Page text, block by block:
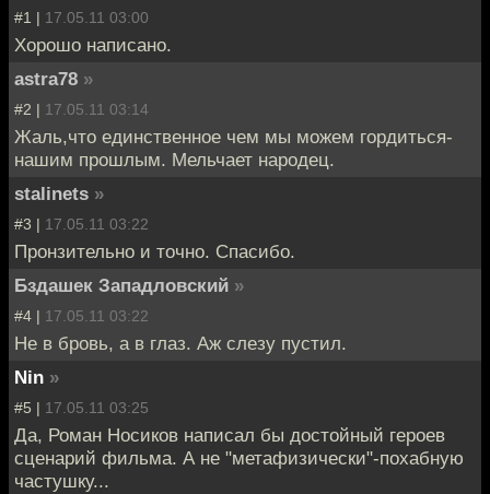
#1 | 17.05.11 03:00
Хорошо написано.
astra78 »
#2 | 17.05.11 03:14
Жаль,что единственное чем мы можем гордиться-
нашим прошлым. Мельчает народец.
stalinets »
#3 | 17.05.11 03:22
Пронзительно и точно. Спасибо.
Бздашек Западловский »
#4 | 17.05.11 03:22
Не в бровь, а в глаз. Аж слезу пустил.
Nin »
#5 | 17.05.11 03:25
Да, Роман Носиков написал бы достойный героев
сценарий фильма. А не "метафизически"-похабную
частушку...